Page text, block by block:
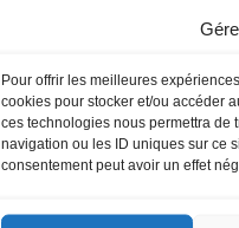
Pour offrir les meilleures
cookies pour stocker et/ou accéder
ces technologies nous permettra de
navigation ou les ID uniques sur ce
consentement peut avoir un effet